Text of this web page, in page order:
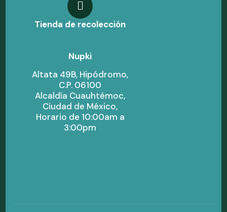
Tienda de recolección
Nupki
Altata 49B, Hipódromo,
C.P. 06100
Alcaldía Cuauhtémoc,
Ciudad de México,
Horario de 10:00am a
3:00pm